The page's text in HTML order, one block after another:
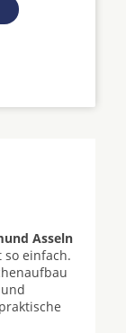
Asseln
einfach.